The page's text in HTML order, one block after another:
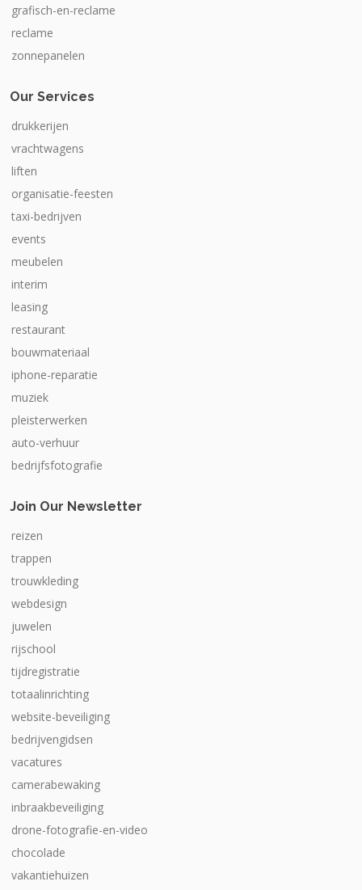
grafisch-en-reclame
reclame
zonnepanelen
Our Services
drukkerijen
vrachtwagens
liften
organisatie-feesten
taxi-bedrijven
events
meubelen
interim
leasing
restaurant
bouwmateriaal
iphone-reparatie
muziek
pleisterwerken
auto-verhuur
bedrijfsfotografie
Join Our Newsletter
reizen
trappen
trouwkleding
webdesign
juwelen
rijschool
tijdregistratie
totaalinrichting
website-beveiliging
bedrijvengidsen
vacatures
camerabewaking
inbraakbeveiliging
drone-fotografie-en-video
chocolade
vakantiehuizen